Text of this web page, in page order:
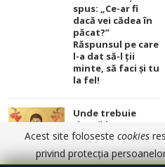
Contact
Politică de
TERMENI SI
spus: „Ce-ar fi
dacă vei cădea în
păcat?”
Răspunsul pe care
l-a dat să-l ții
minte, să faci și tu
la fel!
Unde trebuie
ținută icoana cu
Maica Domnului
pentru ca
rugăciunile
Acest site foloseste cookies
privind protecția